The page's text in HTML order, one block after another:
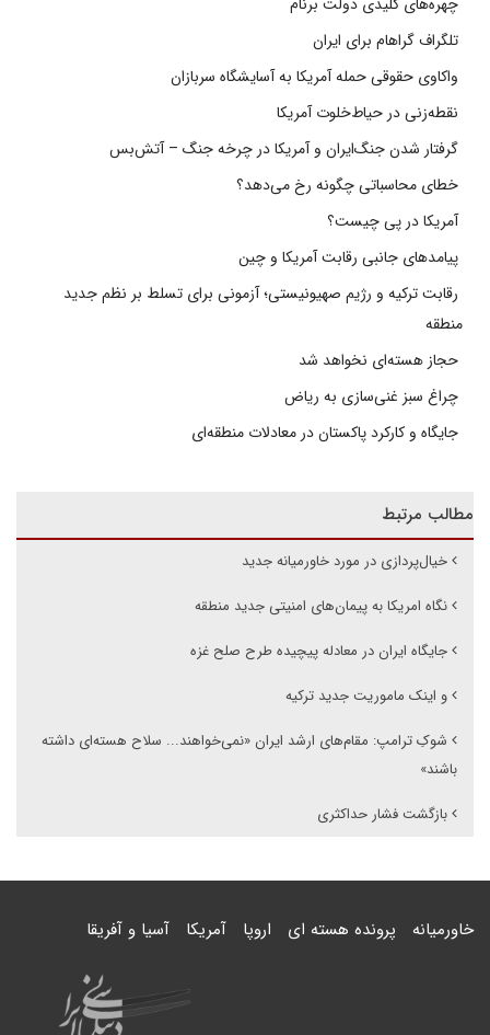
تلگراف گراهام برای ایران
واکاوی حقوقی حمله آمریکا به آسایشگاه سربازان
نقطه‌زنی در حیاط‌خلوت آمریکا
گرفتار شدن جنگ‌ایران و آمریکا در چرخه جنگ – آتش‌بس
خطای محاسباتی چگونه رخ می‌دهد؟
آمریکا در پی چیست؟
پیامدهای جانبی رقابت آمریکا و چین
رقابت ترکیه و رژیم صهیونیستی؛ آزمونی برای تسلط بر نظم جدید
منطقه
حجاز هسته‌ای نخواهد شد
چراغ سبز غنی‌سازی به ریاض
جایگاه و کارکرد پاکستان در معادلات منطقه‌ای
مطالب مرتبط
خیال‌پردازی در مورد خاورمیانه جدید
نگاه امریکا به پیمان‌های امنیتی جدید منطقه
جایگاه ایران در معادله پیچیده طرح صلح غزه
و اینک ماموریت جدید ترکیه
شوکِ ترامپ: مقام‌های ارشد ایران «نمی‌خواهند... سلاح هسته‌ای داشته
باشند»
بازگشت فشار حداکثری
خاورمیانه پرونده هسته ای اروپا آمریکا آسیا و آفریقا